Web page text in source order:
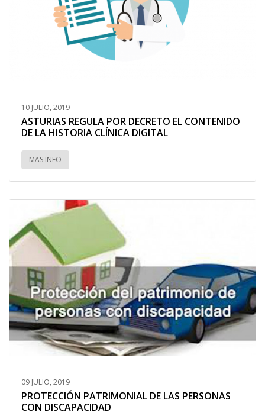
10 JULIO, 2019
ASTURIAS REGULA POR DECRETO EL CONTENIDO
DE LA HISTORIA CLÍNICA DIGITAL
MAS INFO
09 JULIO, 2019
PROTECCIÓN PATRIMONIAL DE LAS PERSONAS
CON DISCAPACIDAD